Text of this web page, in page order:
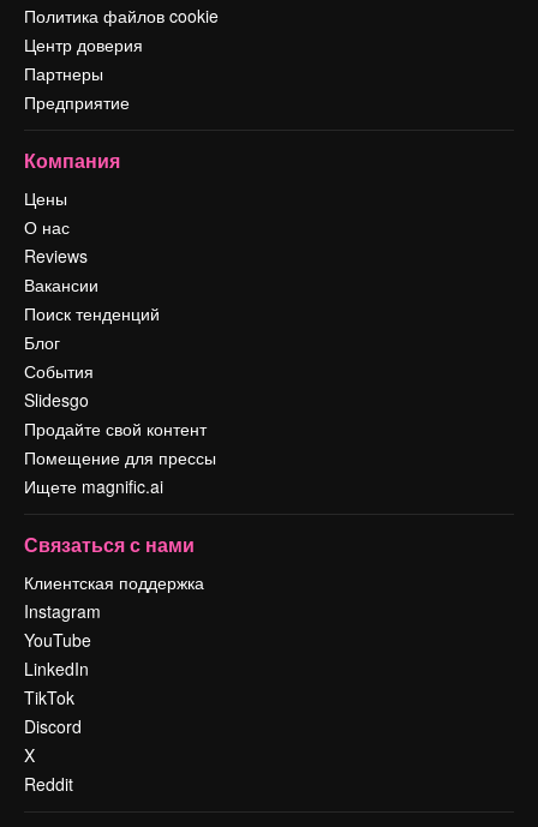
Политика файлов cookie
Центр доверия
Партнеры
Предприятие
Компания
Цены
О нас
Reviews
Вакансии
Поиск тенденций
Блог
События
Slidesgo
Продайте свой контент
Помещение для прессы
Ищете magnific.ai
Связаться с нами
Клиентская поддержка
Instagram
YouTube
LinkedIn
TikTok
Discord
X
Reddit